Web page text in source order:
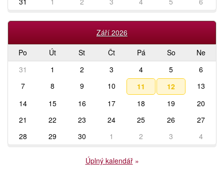
Září 2026
Po
Út St Čt Pá So
Ne
31
1 2 3 4 5
6
7
8 9 10 11 12
13
14
15 16 17 18 19
20
21
22 23 24 25 26
27
28
29 30 1 2 3 4
Úplný kalendář»